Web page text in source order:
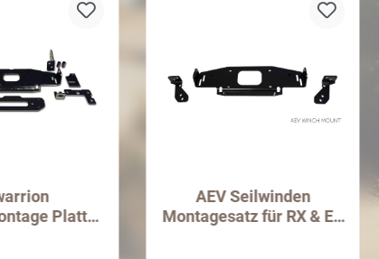
Platte
AEV Seilwinden
Montagesatz für RX & EX